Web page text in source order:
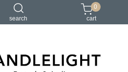
search
聖誕節 鏈鋸人蕾潔篇 黑潮好針
0
cart